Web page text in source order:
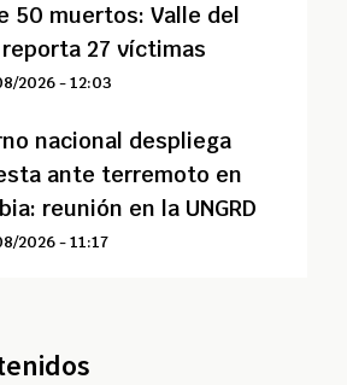
50 muertos: Valle del
reporta 27 víctimas
2026 - 12:03
nacional despliega
ante terremoto en
reunión en la UNGRD
2026 - 11:17